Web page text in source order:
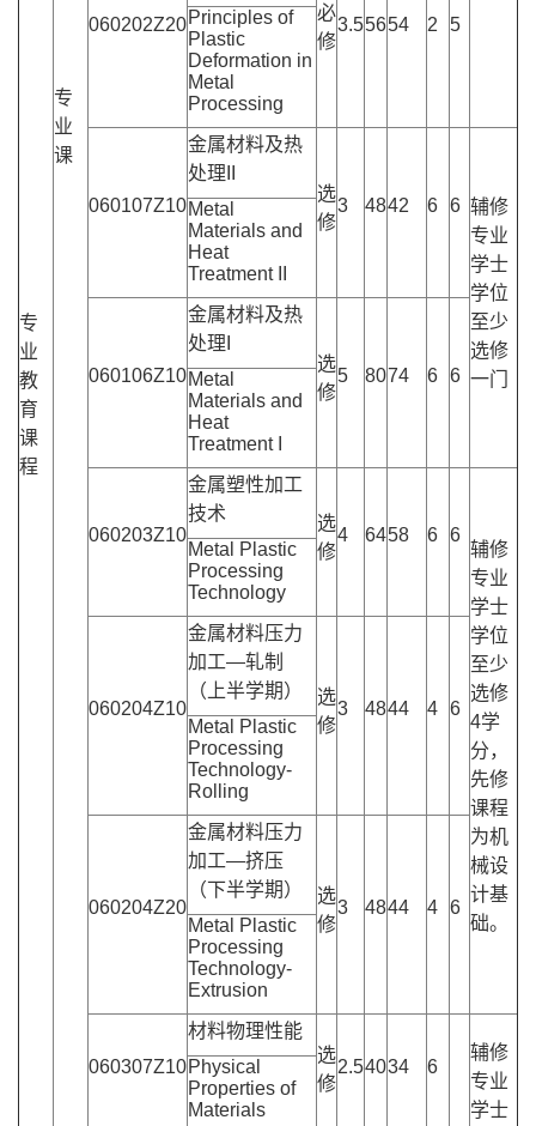
专
业
教
育
课
程
专
业
课
060202Z20
必
修
3.55654 2 5
Principles of
Plastic
Deformation in
Metal
Processing
060107Z10
金属材料及热
处理II
选
修
3 4842 6 6 辅修
专业
学士
学位
至少
选修
一门
Metal
Materials and
Heat
Treatment II
060106Z10
金属材料及热
处理I
选
修
5 8074 6 6
Metal
Materials and
Heat
Treatment I
060203Z10
金属塑性加工
技术
选
修
4 6458 6 6
辅修
专业
学士
学位
至少
选修
4学
分，
先修
课程
为机
械设
计基
础。
Metal Plastic
Processing
Technology
060204Z10
金属材料压力
加工—轧制
（上半学期）
选
修
3 4844 4 6
Metal Plastic
Processing
Technology-
Rolling
060204Z20
金属材料压力
加工—挤压
（下半学期）
选
修
3 4844 4 6
Metal Plastic
Processing
Technology-
Extrusion
060307Z10
材料物理性能
选
修
2.54034 6
辅修
专业
学士
Physical
Properties of
Materials